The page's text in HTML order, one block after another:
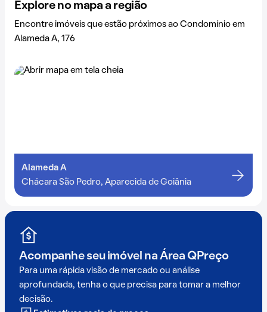
Explore no mapa a região
Encontre imóveis que estão próximos ao Condomínio em
Alameda A, 176
Alameda A
Chácara São Pedro, Aparecida de Goiânia
Acompanhe seu imóvel na Área QPreço
Para uma rápida visão de mercado ou análise
aprofundada, tenha o que precisa para tomar a melhor
decisão.